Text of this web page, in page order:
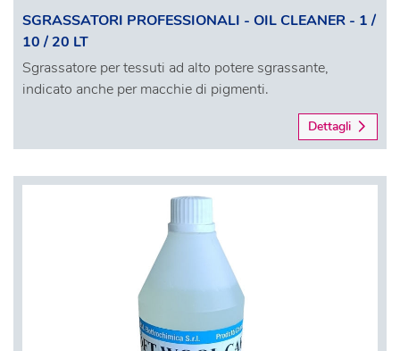
SGRASSATORI PROFESSIONALI - OIL CLEANER - 1 /
10 / 20 LT
Sgrassatore per tessuti ad alto potere sgrassante,
indicato anche per macchie di pigmenti.
Dettagli